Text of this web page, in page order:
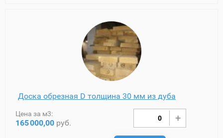
Доска обрезная D толщина 30 мм из дуба
Цена за м3:
165000,00 руб.